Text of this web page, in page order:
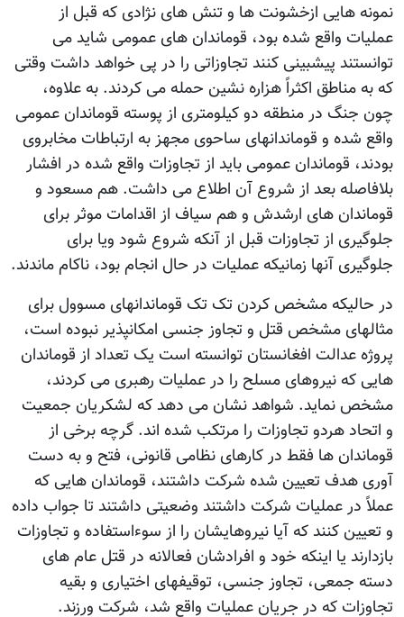
نمونه هایی ازخشونت ها و تنش های نژادی که قبل از
عملیات واقع شده بود، قوماندان های عمومی شاید می
توانستند پیشبینی کنند تجاوزاتی را در پی خواهد داشت وقتی
که به مناطق اکثراً هزاره نشین حمله می کردند. به علاوه،
چون جنگ در منطقه دو کیلومتری از پوسته قوماندان عمومی
واقع شده و قوماندانهای ساحوی مجهز به ارتباطات مخابروی
بودند، قوماندان عمومی باید از تجاوزات واقع شده در افشار
بلافاصله بعد از شروع آن اطلاع می داشت. هم مسعود و
قوماندان های ارشدش و هم سیاف از اقدامات موثر برای
جلوگیری از تجاوزات قبل از آنکه شروع شود ویا برای
جلوگیری آنها زمانیکه عملیات در حال انجام بود، ناکام ماندند.
در حالیکه مشخص کردن تک تک قوماندانهای مسوول برای
مثالهای مشخص قتل و تجاوز جنسی امکانپذیر نبوده است،
پروژه عدالت افغانستان توانسته است یک تعداد از قوماندان
هایی که نیروهای مسلح را در عملیات رهبری می کردند،
مشخص نماید. شواهد نشان می دهد که لشکریان جمعیت
و اتحاد هردو تجاوزات را مرتکب شده اند. گرچه برخی از
قوماندان ها فقط در کارهای نظامی قانونی، فتح و به دست
آوری هدف تعیین شده شرکت داشتند، قوماندان هایی که
عملاً در عملیات شرکت داشتند وضعیتی داشتند تا جواب داده
و تعیین کنند که آیا نیروهایشان را از سوءاستفاده و تجاوزات
بازدارند یا اینکه خود و افرادشان فعالانه در قتل عام های
دسته جمعی، تجاوز جنسی، توقیفهای اختیاری و بقیه
تجاوزات که در جریان عملیات واقع شد، شرکت ورزند.